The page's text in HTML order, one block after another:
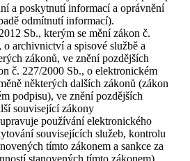
a poskytnutí informací a oprávnění
odmítnutí informací).
Sb., kterým se mění zákon č.
o archivnictví a spisové službě a
zákonů, ve znění pozdějších
č. 227/2000 Sb., o elektronickém
některých dalších zákonů (zákon
podpisu), ve znění pozdějších
související zákony
používání elektronického
souvisejících služeb, kontrolu
tímto zákonem a sankce za